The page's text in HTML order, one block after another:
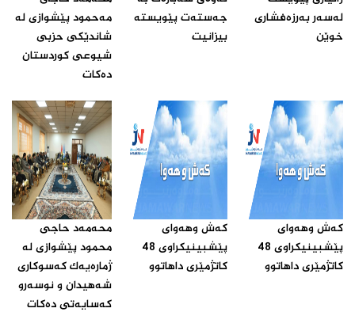
له‌سه‌ر به‌رزه‌فشارى
خوێن ‌
جه‌سته‌ت پێویسته‌
بیزانیت‌
مه‌حمود پێشوازى له‌
شاندێکى حزبى
شیوعى کوردستان
ده‌کات‌
که‌ش وهه‌واى
پێشبینیکراوى 48
کاتژمێرى داهاتوو‌
که‌ش وهه‌واى
پێشبینیکراوى 48
کاتژمێرى داهاتوو‌
محه‌مه‌د حاجى
محمود پێشوازى له‌
ژماره‌یه‌ک که‌سوکارى
شه‌هیدان و نوسه‌رو
که‌سایه‌تى ده‌کات ‌